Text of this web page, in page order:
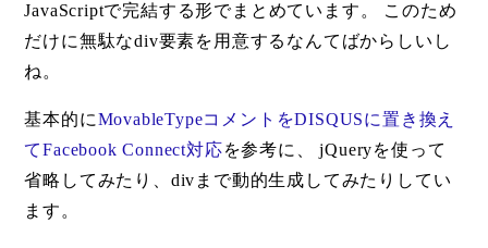
JavaScriptで完結する形でまとめています。 このため
だけに無駄なdiv要素を用意するなんてばからしいし
ね。
基本的にMovableTypeコメントをDISQUSに置き換え
てFacebook Connect対応を参考に、 jQueryを使って
省略してみたり、divまで動的生成してみたりしてい
ます。